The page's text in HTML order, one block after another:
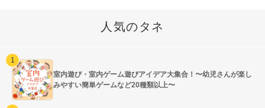
人気のタネ
室内遊び・室内ゲーム遊びアイデア大集合！〜幼児さんが楽し
みやすい簡単ゲームなど20種類以上〜